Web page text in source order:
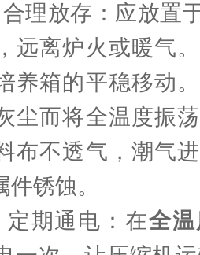
放存：应放置于
远离炉火或暖气
养箱的平稳移动
尘而将全温度振
布不透气，潮气
锈蚀。
期通电：在全